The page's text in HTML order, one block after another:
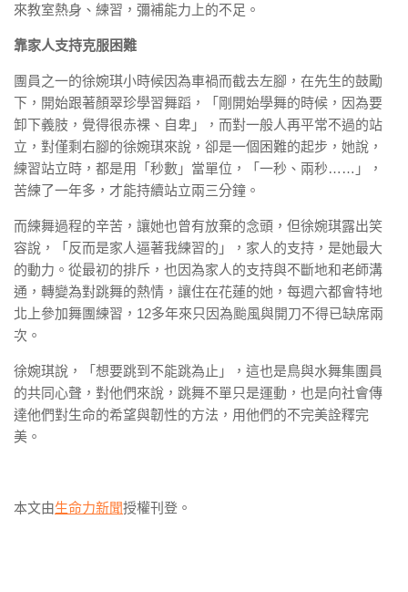
來教室熱身、練習，彌補能力上的不足。
靠家人支持克服困難
團員之一的徐婉琪小時候因為車禍而截去左腳，在先生的鼓勵
下，開始跟著顏翠珍學習舞蹈，「剛開始學舞的時候，因為要
卸下義肢，覺得很赤裸、自卑」，而對一般人再平常不過的站
立，對僅剩右腳的徐婉琪來說，卻是一個困難的起步，她說，
練習站立時，都是用「秒數」當單位，「一秒、兩秒……」，
苦練了一年多，才能持續站立兩三分鐘。
而練舞過程的辛苦，讓她也曾有放棄的念頭，但徐婉琪露出笑
容說，「反而是家人逼著我練習的」，家人的支持，是她最大
的動力。從最初的排斥，也因為家人的支持與不斷地和老師溝
通，轉變為對跳舞的熱情，讓住在花蓮的她，每週六都會特地
北上參加舞團練習，12多年來只因為颱風與開刀不得已缺席兩
次。
徐婉琪說，「想要跳到不能跳為止」，這也是鳥與水舞集團員
的共同心聲，對他們來說，跳舞不單只是運動，也是向社會傳
達他們對生命的希望與韌性的方法，用他們的不完美詮釋完
美。
本文由生命力新聞授權刊登。